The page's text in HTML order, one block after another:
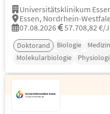
Universitätsklinikum
Essen, Nordrhein-
07.08.2026
57.708,82 €/
Doktorand Biologie
Molekularbiologie